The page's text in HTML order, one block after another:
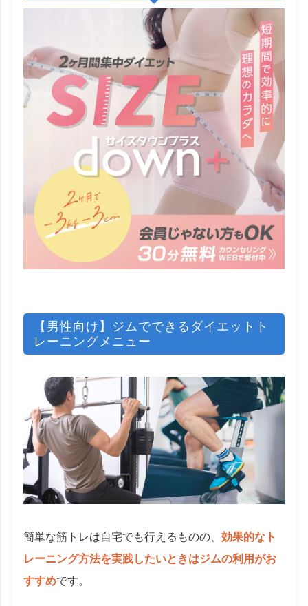
【男性向け】ジムでできるダイエットト
レーニングメニュー
簡単な筋トレは自宅でも行えるものの、効果的なト
レーニング方法を実践したいときはジムの利用がお
すすめです。